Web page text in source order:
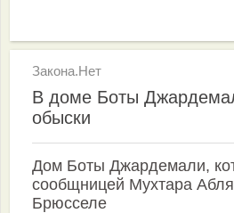
Закона.Нет
В доме Боты
обыски
Дом Боты Джардемали,
сообщницей Мухтара
Брюсселе